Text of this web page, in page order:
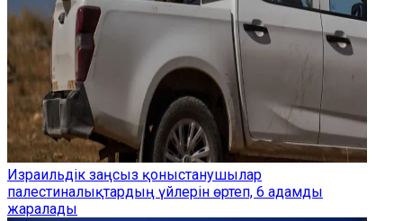
Израильдік заңсыз қоныстанушылар
палестиналықтардың үйлерін өртеп, 6 адамды
жаралады